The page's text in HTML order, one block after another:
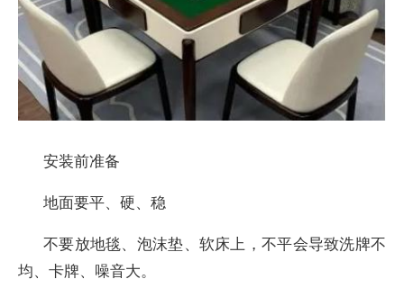
安装前准备
地面要平、硬、稳
不要放地毯、泡沫垫、软床上，不平会导致洗牌不
均、卡牌、噪音大。